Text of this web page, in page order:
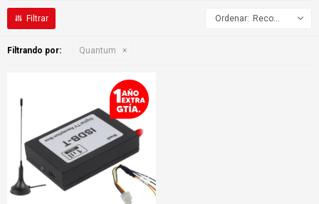
Recomendados
Filtrando por: Quantum